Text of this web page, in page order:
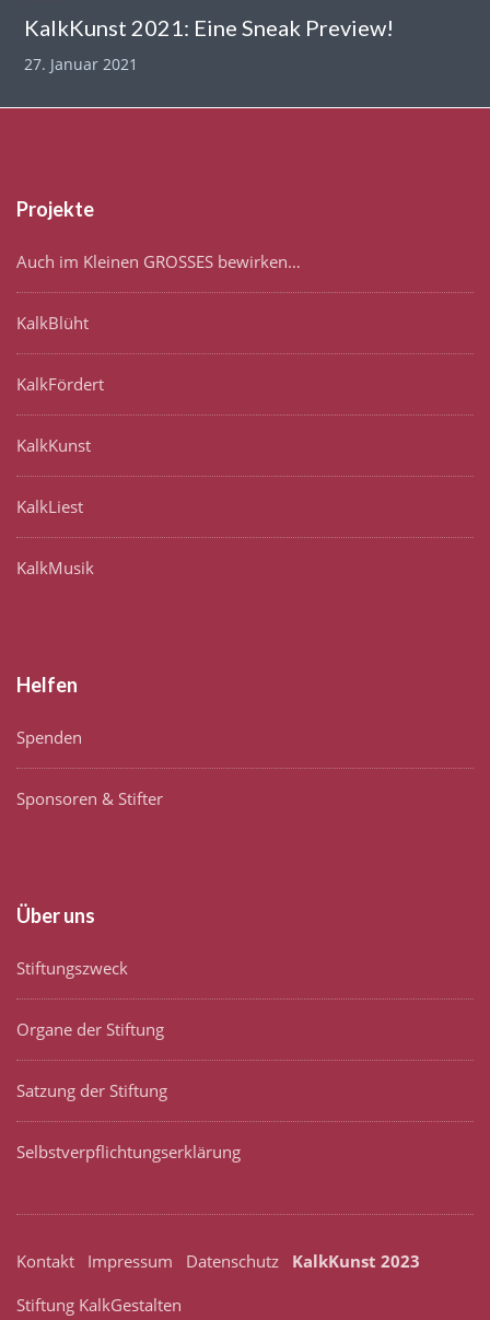
KalkKunst 2021: Eine Sneak Preview!
27. Januar 2021
Projekte
Auch im Kleinen GROSSES bewirken…
KalkBlüht
KalkFördert
KalkKunst
KalkLiest
KalkMusik
Helfen
Spenden
Sponsoren & Stifter
Über uns
Stiftungszweck
Organe der Stiftung
Satzung der Stiftung
Selbstverpflichtungserklärung
Kontakt Impressum Datenschutz
KalkKunst 2023
Stiftung KalkGestalten